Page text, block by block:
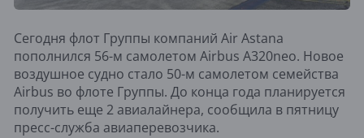
Сегодня флот Группы компаний Air Astana
пополнился 56-м самолетом Airbus A320neo. Новое
воздушное судно стало 50-м самолетом семейства
Airbus во флоте Группы. До конца года планируется
получить еще 2 авиалайнера, сообщила в пятницу
пресс-служба авиаперевозчика.